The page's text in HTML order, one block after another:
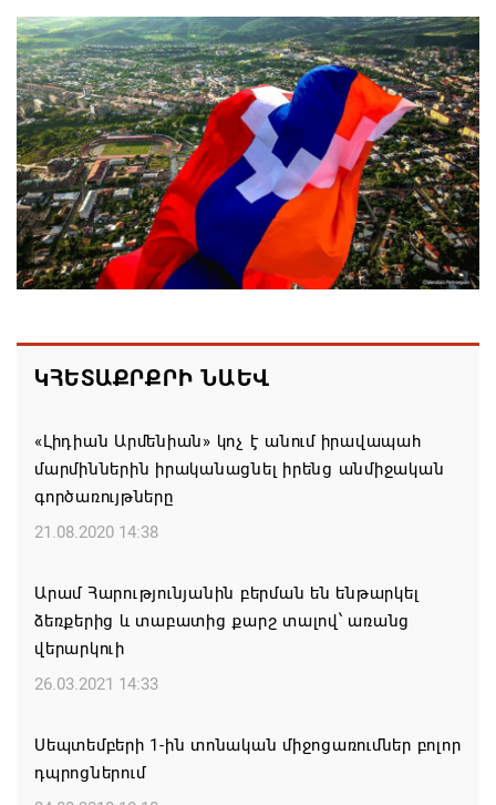
Փաշինյանն ու Ալիևը հեռախոսազրույց են ունեցել․
քննարկվել է TRIPP երթուղու նախագծի
իրականացումը
08.08.2026 12:32
Մաքսիմ Հակոբյանն այսօր կդառնար 77
տարեկան
08.08.2026 09:40
մտահոգություն է հայտնել Եկեղեցու շուրջ
ստեղծված իրավիճակի հետ կապված
Միասնական աղոթք և Ամենայն Հայոց
Կաթողիկոսի հայրապետական պատգամը
Միածնաէջ Մայր Տաճարում
Ժամանակակից Բելառուսին պակասում է այն
կառավարման համակարգը, որը կար խորհրդային
ժամանակներում, հայտարարել է Ալեքսանդր
07.08.2026 17:16
ԿՀԵՏԱՔՐՔՐԻ ՆԱԵՎ
«Լիդիան Արմենիան» կոչ է անում իրավապահ
մարմիններին իրականացնել իրենց անմիջական
գործառույթները
21.08.2020 14:38
Արամ Հարությունյանին բերման են ենթարկել
ձեռքերից և տաբատից քարշ տալով՝ առանց
վերարկուի
26.03.2021 14:33
Սեպտեմբերի 1-ին տոնական միջոցառումներ բոլոր
դպրոցներում